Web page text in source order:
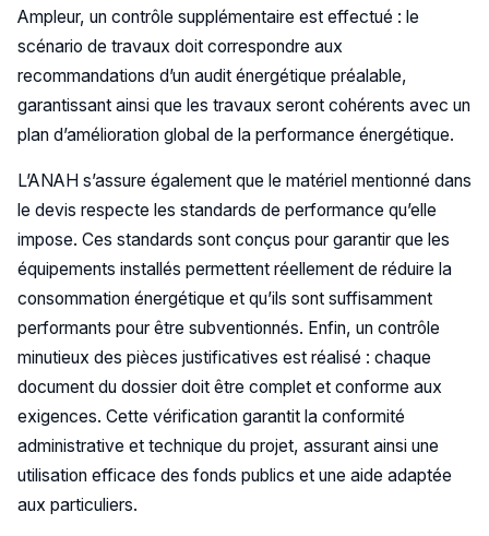
Ampleur, un contrôle supplémentaire est effectué : le
scénario de travaux doit correspondre aux
recommandations d’un audit énergétique préalable,
garantissant ainsi que les travaux seront cohérents avec un
plan d’amélioration global de la performance énergétique.
L’ANAH s’assure également que le matériel mentionné dans
le devis respecte les standards de performance qu’elle
impose. Ces standards sont conçus pour garantir que les
équipements installés permettent réellement de réduire la
consommation énergétique et qu’ils sont suffisamment
performants pour être subventionnés. Enfin, un contrôle
minutieux des pièces justificatives est réalisé : chaque
document du dossier doit être complet et conforme aux
exigences. Cette vérification garantit la conformité
administrative et technique du projet, assurant ainsi une
utilisation efficace des fonds publics et une aide adaptée
aux particuliers.